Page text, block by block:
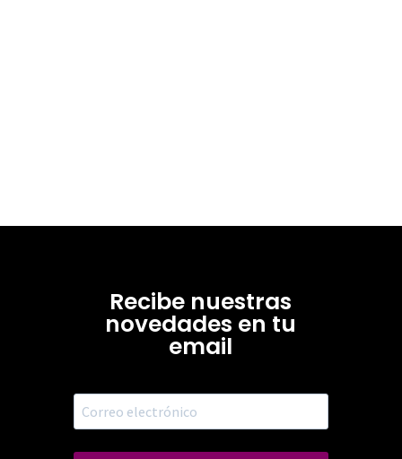
Recibe nuestras
novedades en tu
email